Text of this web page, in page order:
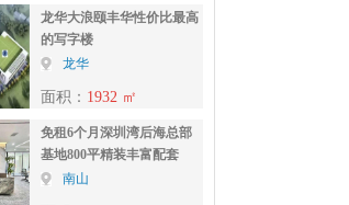
面积： 1932 ㎡
龙华大浪颐丰华性价比最高
的写字楼
龙华
免租6个月深圳湾后海总部
基地800平精装丰富配套
南山